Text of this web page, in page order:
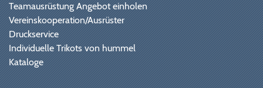
Teamausrüstung Angebot einholen
Vereinskooperation/Ausrüster
Druckservice
Individuelle Trikots von hummel
Kataloge